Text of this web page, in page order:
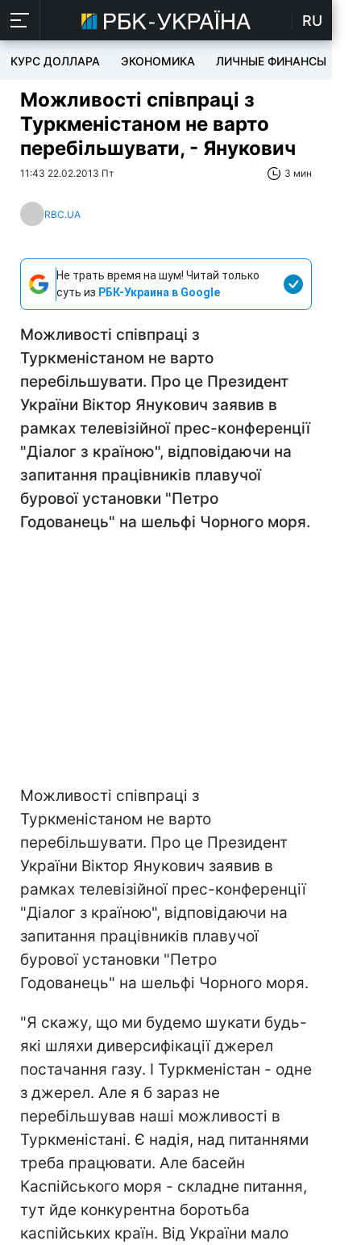
RU
КУРС ДОЛЛАРА ЭКОНОМИКА ЛИЧНЫЕ ФИНАНСЫ
Можливості співпраці з
Туркменістаном не варто
перебільшувати, - Янукович
11:43 22.02.2013 Пт 3 мин
RBC.UA
Не трать время на шум! Читай только
суть из РБК-Украина в Google
Можливості співпраці з
Туркменістаном не варто
перебільшувати. Про це Президент
України Віктор Янукович заявив в
рамках телевізійної прес-конференції
"Діалог з країною", відповідаючи на
запитання працівників плавучої
бурової установки "Петро
Годованець" на шельфі Чорного моря.
Можливості співпраці з
Туркменістаном не варто
перебільшувати. Про це Президент
України Віктор Янукович заявив в
рамках телевізійної прес-конференції
"Діалог з країною", відповідаючи на
запитання працівників плавучої
бурової установки "Петро
Годованець" на шельфі Чорного моря.
"Я скажу, що ми будемо шукати будь-
які шляхи диверсифікації джерел
постачання газу. І Туркменістан - одне
з джерел. Але я б зараз не
перебільшував наші можливості в
Туркменістані. Є надія, над питаннями
треба працювати. Але басейн
Каспійського моря - складне питання,
тут йде конкурентна боротьба
каспійських країн. Від України мало